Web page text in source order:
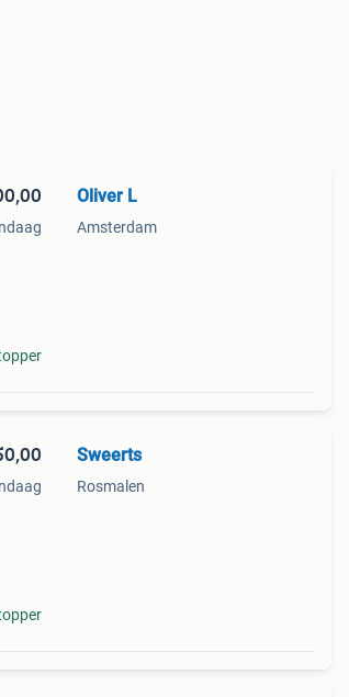
Oliver L
Amsterdam
Sweerts
Rosmalen